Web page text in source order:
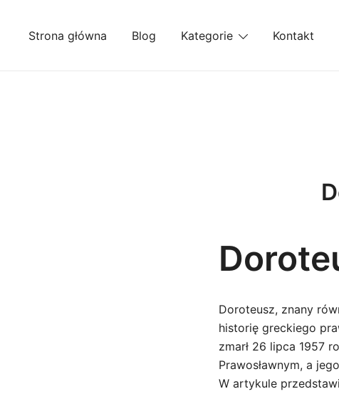
Strona główna Blog Kategorie Kontakt
Doroteusz, znany
historię greckiego
zmarł 26 lipca 1957
Prawosławnym, a
W artykule